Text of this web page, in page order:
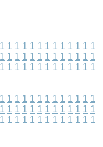
1 1 1 1 1 1 1 1 1 1 1 1 1
1 1 1 1 1 1 1 1 1 1 1 1 1
1 1 1 1 1 1 1 1 1 1 1 1 1
1 1 1 1 1 1 1 1 1 1 1 1 1
1 1 1 1 1 1 1 1 1 1 1 1 1
1 1 1 1 1 1 1 1 1 1 1 1 1